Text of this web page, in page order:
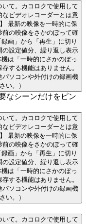
いて。カコロクで使用して
ビデオレコーダーとは意
の映像をさかのぼって確
設定値分、繰り返し表示
する機能はありません。
ソコンや外付けの録画機
い。）
なシーンだけをピン
いて。カコロクで使用して
ビデオレコーダーとは意
の映像をさかのぼって確
設定値分、繰り返し表示
する機能はありません。
ソコンや外付けの録画機
い。）
いて。カコロクで使用して